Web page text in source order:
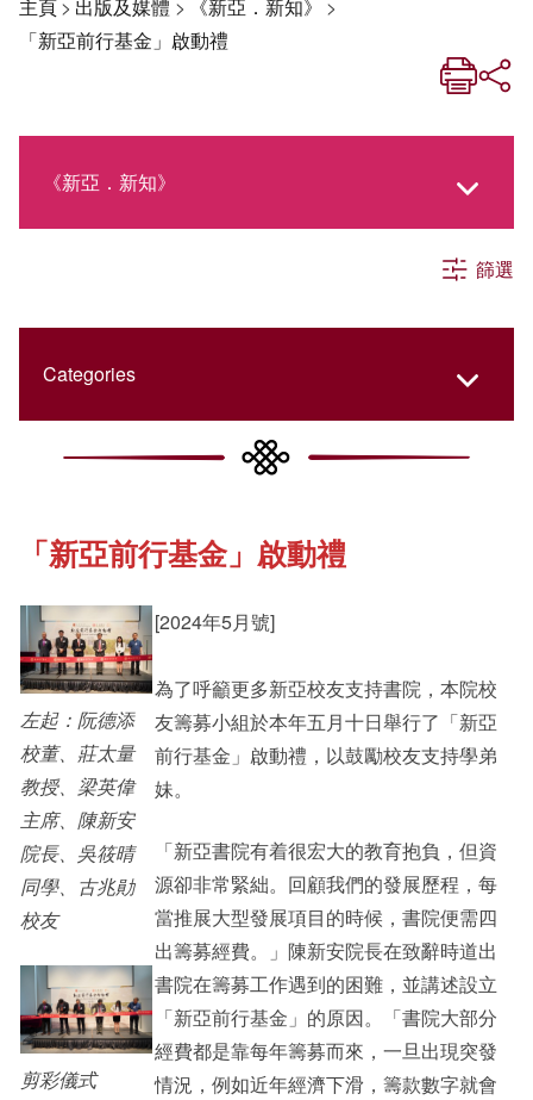
主頁> 出版及媒體 > 《新亞．新知》 >
「新亞前行基金」啟動禮
《新亞．新知》
社交媒體專欄
《新亞簡訊》
《新亞書院概覽》
其他書院出版
新亞影集
影片庫
篩選
Categories
College Updates
Cultural Topics
Student Development
Staff Engagement
Alumni Connections
「新亞前行基金」啟動禮
左起：阮德添
校董、莊太量
教授、梁英偉
主席、陳新安
院長、吳筱晴
同學、古兆勛
校友
剪彩儀式
[2024年5月號]
為了呼籲更多新亞校友支持書院，本院校
友籌募小組於本年五月十日舉行了「新亞
前行基金」啟動禮，以鼓勵校友支持學弟
妹。
「新亞書院有着很宏大的教育抱負，但資
源卻非常緊絀。回顧我們的發展歷程，每
當推展大型發展項目的時候，書院便需四
出籌募經費。」陳新安院長在致辭時道出
書院在籌募工作遇到的困難，並講述設立
「新亞前行基金」的原因。「書院大部分
經費都是靠每年籌募而來，一旦出現突發
情況，例如近年經濟下滑，籌款數字就會